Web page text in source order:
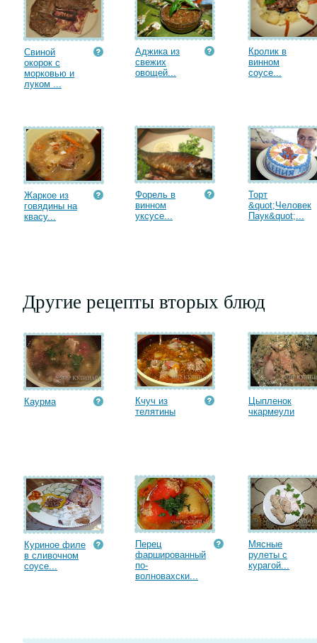
Свиной
окорок с
морковью и
луком ...
Аджика из
свежих
овощей...
Кролик в
винном
соусе...
Жаркое из
говядины на
квасу...
Форель в
винном
уксусе...
Торт
&quot;Человек
Паук&quot;...
Другие рецепты вторых блюд
Каурма
Кчуч из
телятины
Цыпленок
чкармеули
Куриное филе
в сливочном
соусе...
Перец
фаршированный
по-
волновахски...
Мясные
рулеты с
курагой...